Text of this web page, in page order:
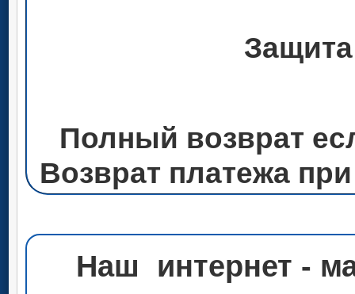
Полный возврат
Возврат платежа
Наш интернет -